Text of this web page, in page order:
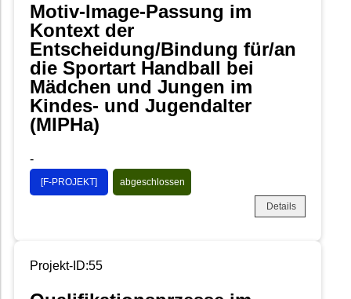
Motiv-Image-Passung im
Kontext der
Entscheidung/Bindung für/an
die Sportart Handball bei
Mädchen und Jungen im
Kindes- und Jugendalter
(MIPHa)
-
[F-PROJEKT] abgeschlossen
Details
Projekt-ID:55